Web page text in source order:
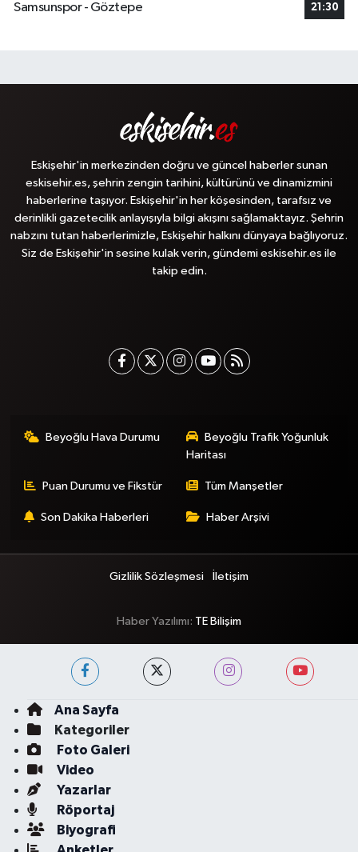
Samsunspor - Göztepe
21:30
Eskişehir'in merkezinden doğru ve güncel haberler sunan
eskisehir.es, şehrin zengin tarihini, kültürünü ve dinamizmini
haberlerine taşıyor. Eskişehir'in her köşesinden, tarafsız ve
derinlikli gazetecilik anlayışıyla bilgi akışını sağlamaktayız. Şehrin
nabzını tutan haberlerimizle, Eskişehir halkını dünyaya bağlıyoruz.
Siz de Eskişehir'in sesine kulak verin, gündemi eskisehir.es ile
takip edin.
Beyoğlu Hava Durumu
Beyoğlu Trafik Yoğunluk
Haritası
Puan Durumu ve Fikstür Tüm Manşetler
Son Dakika Haberleri Haber Arşivi
Gizlilik Sözleşmesi İletişim
Haber Yazılımı: TE Bilişim
Ana Sayfa
Kategoriler
Foto Galeri
Video
Yazarlar
Röportaj
Biyografi